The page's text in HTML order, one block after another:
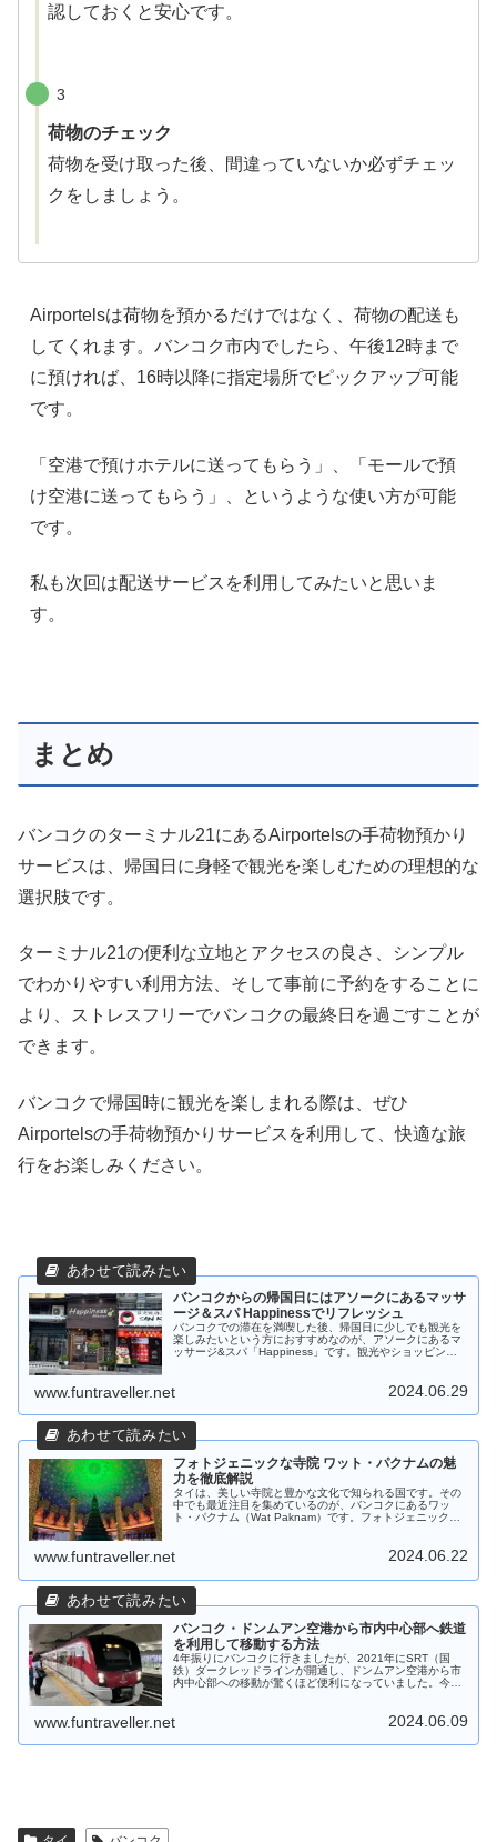
認しておくと安心です。
3
荷物のチェック
荷物を受け取った後、間違っていないか必ずチェッ
クをしましょう。
Airportelsは荷物を預かるだけではなく、荷物の配送も
してくれます。バンコク市内でしたら、午後12時まで
に預ければ、16時以降に指定場所でピックアップ可能
です。
「空港で預けホテルに送ってもらう」、「モールで預
け空港に送ってもらう」、というような使い方が可能
です。
私も次回は配送サービスを利用してみたいと思いま
す。
まとめ
バンコクのターミナル21にあるAirportelsの手荷物預かり
サービスは、帰国日に身軽で観光を楽しむための理想的な
選択肢です。
ターミナル21の便利な立地とアクセスの良さ、シンプル
でわかりやすい利用方法、そして事前に予約をすることに
より、ストレスフリーでバンコクの最終日を過ごすことが
できます。
バンコクで帰国時に観光を楽しまれる際は、ぜひ
Airportelsの手荷物預かりサービスを利用して、快適な旅
行をお楽しみください。
バンコクからの帰国日にはアソークにあるマッサ
ージ＆スパ Happinessでリフレッシュ
バンコクでの滞在を満喫した後、帰国日に少しでも観光を
楽しみたいという方におすすめなのが、アソークにあるマ
ッサージ&スパ「Happiness」です。観光やショッピング
www.funtraveller.net 2024.06.29
フォトジェニックな寺院 ワット・パクナムの魅
力を徹底解説
タイは、美しい寺院と豊かな文化で知られる国です。その
中でも最近注目を集めているのが、バンコクにあるワッ
ト・パクナム（Wat Paknam）です。フォトジェニックで
www.funtraveller.net 2024.06.22
バンコク・ドンムアン空港から市内中心部へ鉄道
を利用して移動する方法
4年振りにバンコクに行きましたが、2021年にSRT（国
鉄）ダークレッドラインが開通し、ドンムアン空港から市
内中心部への移動が驚くほど便利になっていました。今回
す。
www.funtraveller.net 2024.06.09